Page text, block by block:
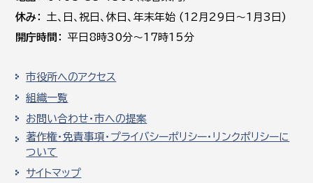
休み
土､日､祝日、休日、年末年始 (12月29日～1月3日)
開庁時間
平日8時30分～17時15分
市役所へのアクセス
組織一覧
お問い合わせ・市への提案
著作権・免責事項・プライバシーポリシー・リンクポリシーに
ついて
サイトマップ